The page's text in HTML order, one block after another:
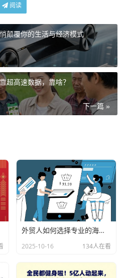
阅读
颠覆你的生活与经济模式
超高速数据，靠啥？
下一篇 »
外贸人如何选择专业的海关数据公司？
2025-10-16 134人在看